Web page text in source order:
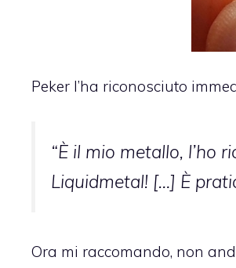
Peker l’ha riconosciuto
“È il mio metallo, l’ho
Liquidmetal! […] È
Ora mi raccomando, non